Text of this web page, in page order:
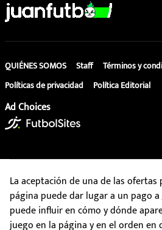
QUIÉNES SOMOS Staff
Términos y
Políticas de privacidad
Política Editorial
Ad Choices
La aceptación de una de las ofertas
página puede dar lugar a un pago a
puede influir en cómo y dónde
juego en la página y en el orden en